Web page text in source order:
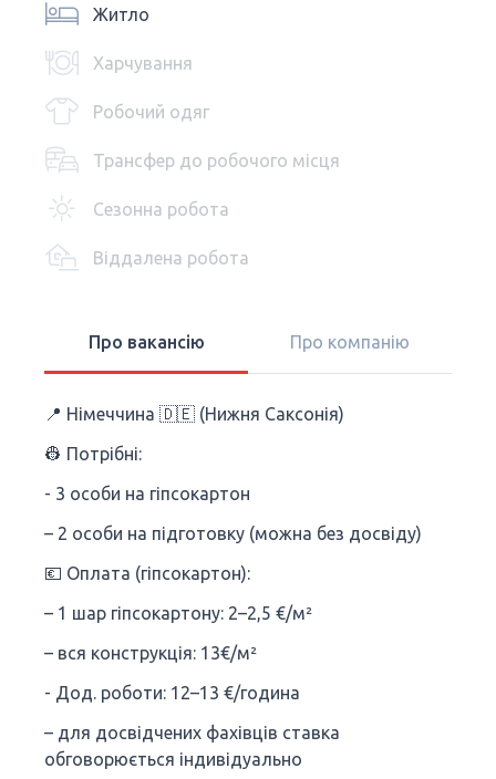
Житло
Харчування
Робочий одяг
Трансфер до робочого місця
Сезонна робота
Віддалена робота
Про вакансію Про компанію
📍 Німеччина 🇩🇪 (Нижня Саксонія)
👷 Потрібні:
- 3 особи на гіпсокартон
– 2 особи на підготовку (можна без досвіду)
💶 Оплата (гіпсокартон):
– 1 шар гіпсокартону: 2–2,5 €/м²
– вся конструкція: 13€/м²
- Дод. роботи: 12–13 €/година
– для досвідчених фахівців ставка
обговорюється індивідуально